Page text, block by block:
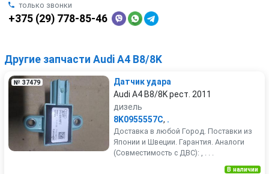
только звонки
+375 (29) 778-85-46
Другие запчасти Audi A4 B8/8K
№ 37479
Датчик удара
Audi A4 B8/8K рест. 2011
дизель
8K0955557C, .
Доставка в любой Город. Поставки из
Японии и Швеции. Гарантия. Аналоги
(Совместимость с ДВС): , . . .
В наличии